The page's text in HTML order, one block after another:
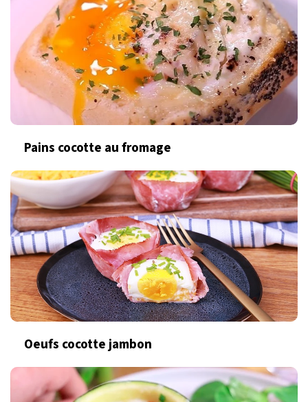
Pains cocotte au fromage
Oeufs cocotte jambon